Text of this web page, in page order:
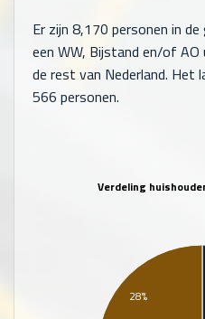
Er zijn 8,170 personen in
een WW, Bijstand en/of
de rest van Nederland. Het
566 personen.
Verdeling
28%